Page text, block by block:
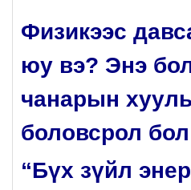
Физикээс
юу вэ? Энэ
чанарын
боловсрол
“Бүх зүйл